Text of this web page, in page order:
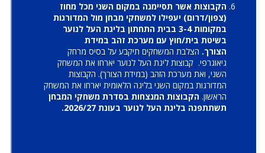
הקבוצות אשר תסיימנה במקום השני מכל מחוז
(צפון/דרום) יעפילו למשחקי מבחן מול המדורגות
במקומות 3-4 בבית התחתון בליגת העל לנוער
בשיטת בית/חוץ עם מערכת זהב במידת
הצורך. הצלבת המשחקים תיקבע על בסיס מרחק
גיאוגרפי. קבוצות ליגת העל לנוער יארחו את המשחק
השני, ואת מערכת הזהב (במידת הצורך). הקבוצות
המדורגות במקום השני בליגה הלאומית יארחו את המשחק
הראשון. הקבוצות המנצחות בסדרת משחקי המבחן
תשתתפנה בליגת העל לנוער בעונת 2026/27.